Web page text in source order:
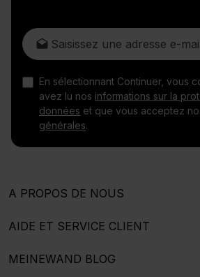
Adresse e-mail*
En sélectionnant Continuer, vous
avez lu nos informations sur la
données et que vous acceptez
générales.
A PROPOS DE NOUS
AIDE ET SERVICE CLIENT
MEINEWAND BLOG